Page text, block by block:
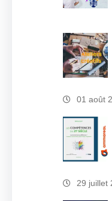
01 août
29 juillet